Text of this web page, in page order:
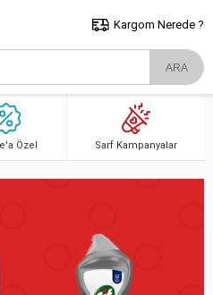
İstanbul İçi Kargo Bedava!
Tıklayın..
Kargom Nerede ?
Özel Sarf Kampanyalar